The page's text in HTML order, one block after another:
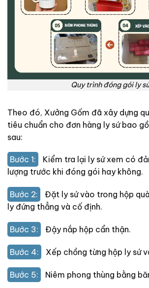
Quy trình đóng gói ly
Theo đó, Xưởng Gốm đã xây dựng
tiêu chuẩn cho đơn hàng ly sứ bao
sau:
Bước 1:
Kiểm tra lại ly sứ xem có
lượng trước khi đóng gói hay không.
Bước 2:
Đặt ly sứ vào trong hộp
ly đứng thẳng và cố định.
Bước 3: Đậy nắp hộp cẩn thận.
Bước 4: Xếp chồng từng hộp ly sứ
Bước 5: Niêm phong thùng bằng